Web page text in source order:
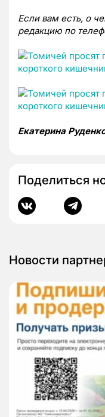
Если вам есть, о
редакцию по
Екатерина
Поделиться
Новости